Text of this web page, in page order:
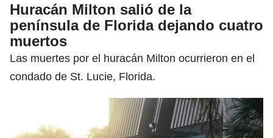
Huracán Milton salió de la
península de Florida dejando cuatro
muertos
Las muertes por el huracán Milton ocurrieron en el
condado de St. Lucie, Florida.